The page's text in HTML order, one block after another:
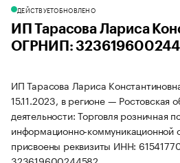
ДЕЙСТВУЕТОБНОВЛЕНО
ИП Тарасова Лариса
ОГРНИП:
ИП Тарасова Лариса
15.11.2023, в регионе — Ростовская
деятельности: Торговля розничная
информационно-коммуникационной
присвоены реквизиты ИНН: